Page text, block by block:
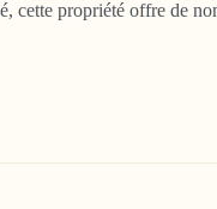
cette propriété offre de